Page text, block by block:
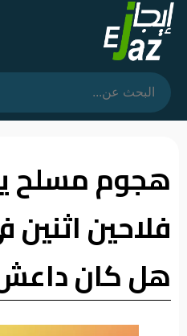
الرئيسية
المشهد
فرشة
الأسواق
وموقف
الفيديوهات
هجوم مسلح
فلاحين
هل كان